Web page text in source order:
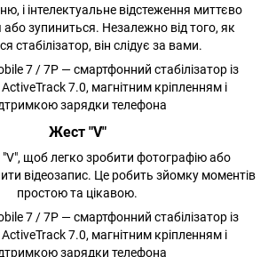
і інтелектуальне відстеження миттєво
або зупиниться. Незалежно від того, як
стабілізатор, він слідує за вами.
Жест "V"
"V", щоб легко зробити фотографію або
відеозапис. Це робить зйомку моментів
простою та цікавою.